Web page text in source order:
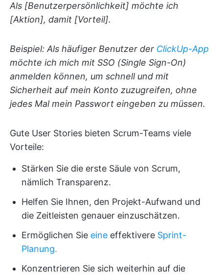
Als [Benutzerpersönlichkeit] möchte ich
[Aktion], damit [Vorteil].
Beispiel: Als häufiger Benutzer der ClickUp-App
möchte ich mich mit SSO (Single Sign-On)
anmelden können, um schnell und mit
Sicherheit auf mein Konto zuzugreifen, ohne
jedes Mal mein Passwort eingeben zu müssen.
Gute User Stories bieten Scrum-Teams viele
Vorteile:
Stärken Sie die erste Säule von Scrum,
nämlich Transparenz.
Helfen Sie Ihnen, den Projekt-Aufwand und
die Zeitleisten genauer einzuschätzen.
Ermöglichen Sie eine effektivere Sprint-
Planung.
Konzentrieren Sie sich weiterhin auf die